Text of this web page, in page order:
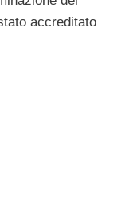
accreditato